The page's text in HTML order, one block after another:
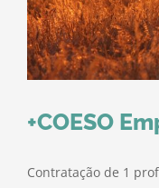
+COESO
Contratação de 1